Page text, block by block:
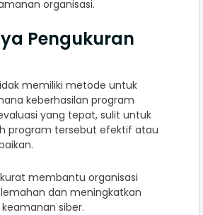
organisasi.
Pengukuran
memiliki metode untuk
keberhasilan program
yang tepat, sulit untuk
program tersebut efektif atau
membantu organisasi
dan meningkatkan
siber.